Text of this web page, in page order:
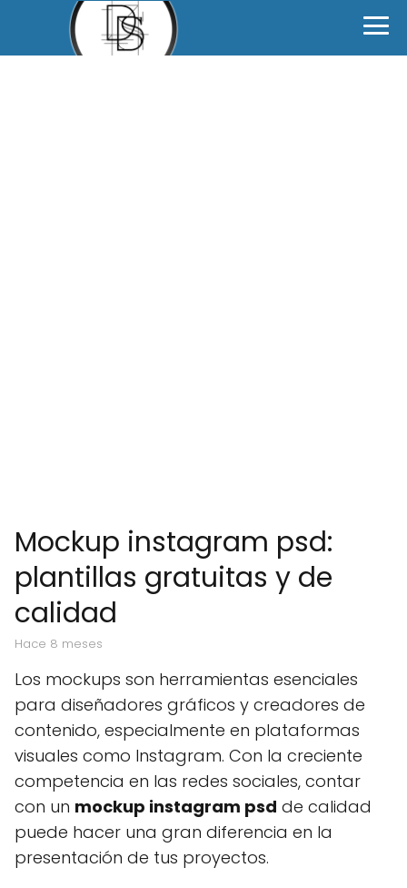
Mockup instagram psd:
plantillas gratuitas y de
calidad
hace 8 meses
Los mockups son herramientas esenciales
para diseñadores gráficos y creadores de
contenido, especialmente en plataformas
visuales como Instagram. Con la creciente
competencia en las redes sociales, contar
con un mockup instagram psd de calidad
puede hacer una gran diferencia en la
presentación de tus proyectos.